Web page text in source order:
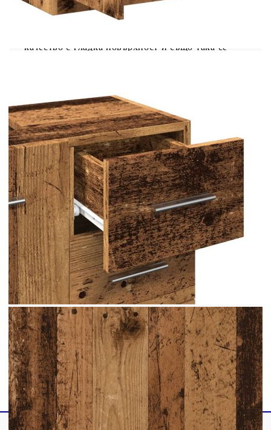
място за съхранение, ще бъде чудесно
допълнение към вашата баня, придавайки ѝ
качество с гладка повърхност и също така се
място за съхранение, където да държите
различни ваши вещи добре организирани и
леснодостъпни.Лесна за поддръжка:
Благодарение на гладката си повърхност,
шкафът за баня се почиства лесно с влажна
кърпа и изисква по-малко поддръжка.
Внимание:За да предотвратите преобръщане,
този продукт трябва да се използва с
предоставеното устройство за закрепване на
стена.
Цвят: Старо дърво
Материал: Инженерно дърво
Общи размери: 63 x 30 x 54 см (Ш x Д x В)
Работният плот не е включен в доставката
Необходим е монтаж
Legal Documents:
Повече подробности за предотвратяване на
преобръщането на вашите мебели можете да
намеритетук